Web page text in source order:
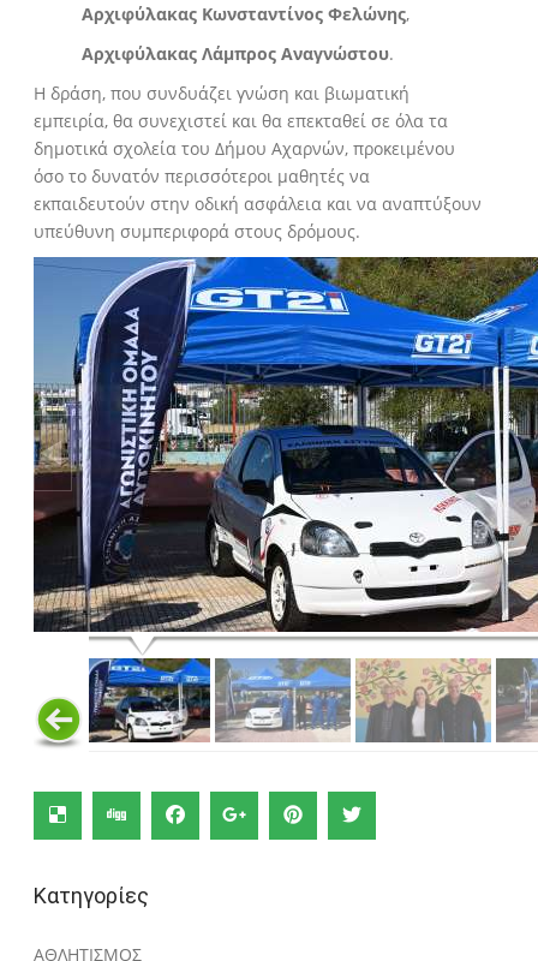
Αρχιφύλακας Κωνσταντίνος Φελώνης,
Αρχιφύλακας Λάμπρος Αναγνώστου.
Η δράση, που συνδυάζει γνώση και βιωματική
εμπειρία, θα συνεχιστεί και θα επεκταθεί σε όλα τα
δημοτικά σχολεία του Δήμου Αχαρνών, προκειμένου
όσο το δυνατόν περισσότεροι μαθητές να
εκπαιδευτούν στην οδική ασφάλεια και να αναπτύξουν
υπεύθυνη συμπεριφορά στους δρόμους.
Κατηγορίες
ΑΘΛΗΤΙΣΜΟΣ